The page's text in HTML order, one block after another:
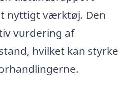
nyttigt værktøj. Den
vurdering af
hvilket kan styrke